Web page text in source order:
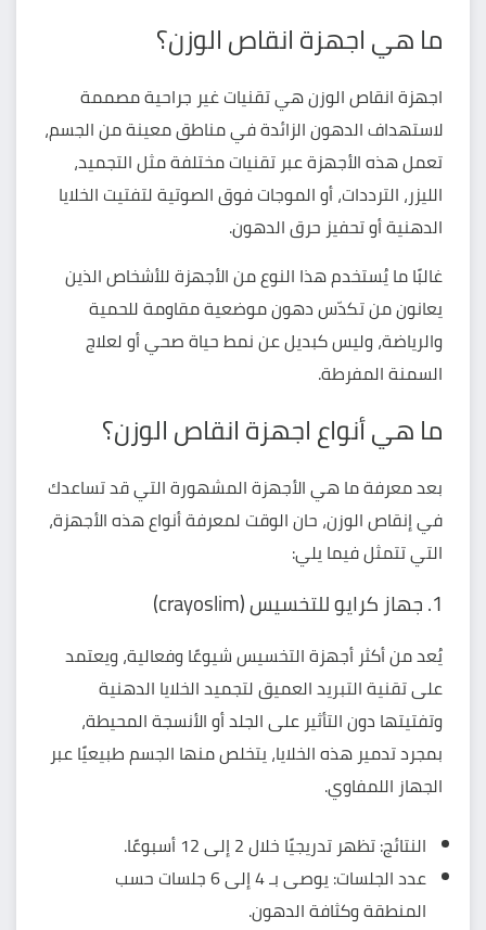
ما هي اجهزة انقاص الوزن؟
اجهزة انقاص الوزن هي تقنيات غير جراحية مصممة
لاستهداف الدهون الزائدة في مناطق معينة من الجسم،
تعمل هذه الأجهزة عبر تقنيات مختلفة مثل التجميد،
الليزر، الترددات، أو الموجات فوق الصوتية لتفتيت الخلايا
الدهنية أو تحفيز حرق الدهون.
غالبًا ما يُستخدم هذا النوع من الأجهزة للأشخاص الذين
يعانون من تكدّس دهون موضعية مقاومة للحمية
والرياضة، وليس كبديل عن نمط حياة صحي أو لعلاج
السمنة المفرطة.
ما هي أنواع اجهزة انقاص الوزن؟
بعد معرفة ما هي الأجهزة المشهورة التي قد تساعدك
في إنقاص الوزن، حان الوقت لمعرفة أنواع هذه الأجهزة،
التي تتمثل فيما يلي:
1. جهاز كرايو للتخسيس (crayoslim)
يُعد من أكثر أجهزة التخسيس شيوعًا وفعالية، ويعتمد
على تقنية التبريد العميق لتجميد الخلايا الدهنية
وتفتيتها دون التأثير على الجلد أو الأنسجة المحيطة،
بمجرد تدمير هذه الخلايا، يتخلص منها الجسم طبيعيًا عبر
الجهاز اللمفاوي.
النتائج: تظهر تدريجيًا خلال 2 إلى 12 أسبوعًا.
عدد الجلسات: يوصى بـ 4 إلى 6 جلسات حسب
المنطقة وكثافة الدهون.